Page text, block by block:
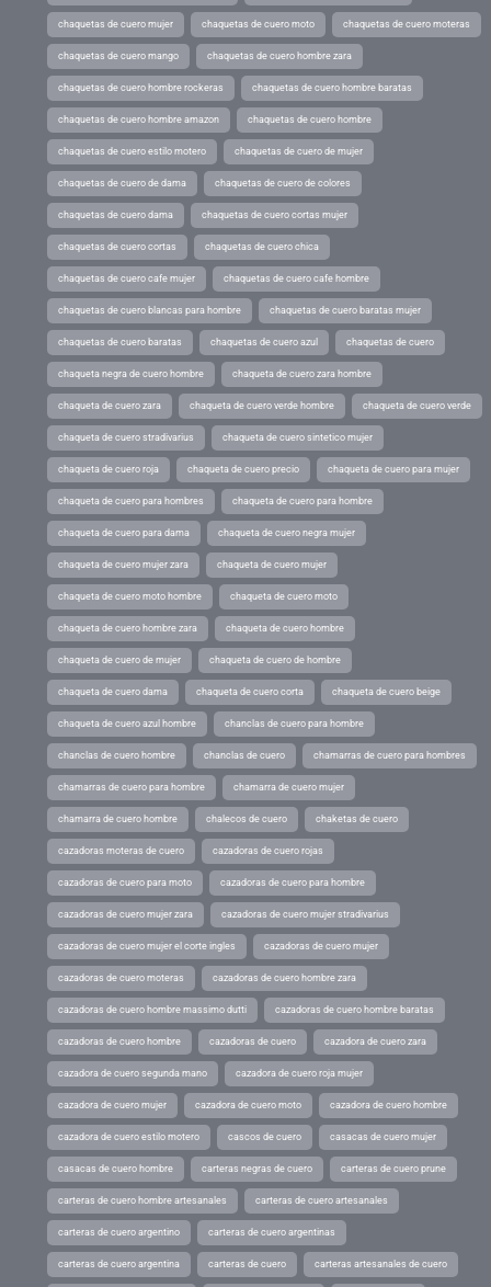
chaquetas de cuero mujer chaquetas de cuero moto chaquetas de cuero moteras
chaquetas de cuero mango chaquetas de cuero hombre zara
chaquetas de cuero hombre rockeras chaquetas de cuero hombre baratas
chaquetas de cuero hombre amazon chaquetas de cuero hombre
chaquetas de cuero estilo motero chaquetas de cuero de mujer
chaquetas de cuero de dama chaquetas de cuero de colores
chaquetas de cuero dama chaquetas de cuero cortas mujer
chaquetas de cuero cortas chaquetas de cuero chica
chaquetas de cuero cafe mujer chaquetas de cuero cafe hombre
chaquetas de cuero blancas para hombre chaquetas de cuero baratas mujer
chaquetas de cuero baratas chaquetas de cuero azul chaquetas de cuero
chaqueta negra de cuero hombre chaqueta de cuero zara hombre
chaqueta de cuero zara chaqueta de cuero verde hombre chaqueta de cuero verde
chaqueta de cuero stradivarius chaqueta de cuero sintetico mujer
chaqueta de cuero roja chaqueta de cuero precio chaqueta de cuero para mujer
chaqueta de cuero para hombres chaqueta de cuero para hombre
chaqueta de cuero para dama chaqueta de cuero negra mujer
chaqueta de cuero mujer zara chaqueta de cuero mujer
chaqueta de cuero moto hombre chaqueta de cuero moto
chaqueta de cuero hombre zara chaqueta de cuero hombre
chaqueta de cuero de mujer chaqueta de cuero de hombre
chaqueta de cuero dama chaqueta de cuero corta chaqueta de cuero beige
chaqueta de cuero azul hombre chanclas de cuero para hombre
chanclas de cuero hombre chanclas de cuero chamarras de cuero para hombres
chamarras de cuero para hombre chamarra de cuero mujer
chamarra de cuero hombre chalecos de cuero chaketas de cuero
cazadoras moteras de cuero cazadoras de cuero rojas
cazadoras de cuero para moto cazadoras de cuero para hombre
cazadoras de cuero mujer zara cazadoras de cuero mujer stradivarius
cazadoras de cuero mujer el corte ingles cazadoras de cuero mujer
cazadoras de cuero moteras cazadoras de cuero hombre zara
cazadoras de cuero hombre massimo dutti cazadoras de cuero hombre baratas
cazadoras de cuero hombre cazadoras de cuero cazadora de cuero zara
cazadora de cuero segunda mano cazadora de cuero roja mujer
cazadora de cuero mujer cazadora de cuero moto cazadora de cuero hombre
cazadora de cuero estilo motero cascos de cuero casacas de cuero mujer
casacas de cuero hombre carteras negras de cuero carteras de cuero prune
carteras de cuero hombre artesanales carteras de cuero artesanales
carteras de cuero argentino carteras de cuero argentinas
carteras de cuero argentina carteras de cuero carteras artesanales de cuero